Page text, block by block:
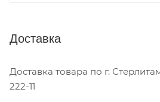
Доставка
Доставка товара по г.
222-11